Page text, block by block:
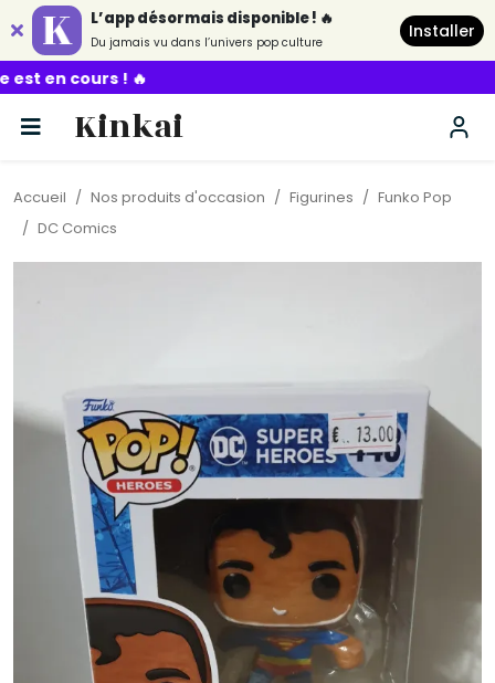
L’app désormais disponible ! 🔥
Du jamais vu dans l’univers pop culture
Installer
Kinkai
Accueil Nos produits d'occasion Figurines
Funko Pop
DC Comics